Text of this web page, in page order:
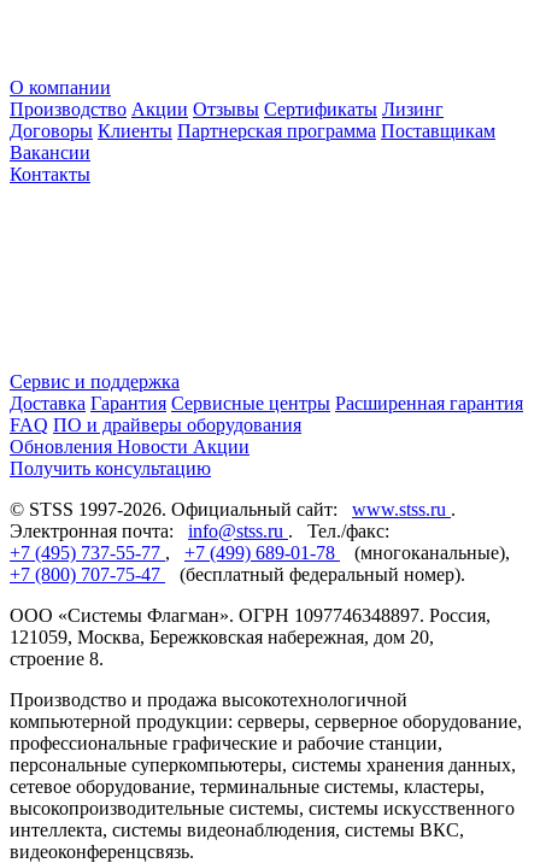
О компании
Производство Акции Отзывы Сертификаты Лизинг
Договоры Клиенты Партнерская программа Поставщикам
Вакансии
Контакты
Сервис и поддержка
Доставка Гарантия Сервисные центры Расширенная гарантия
FAQ ПО и драйверы оборудования
Обновления Новости Акции
Получить консультацию
© STSS 1997-2026. Официальный сайт: www.stss.ru .
Электронная почта: info@stss.ru . Тел./факс:
+7 (495) 737-55-77 , +7 (499) 689-01-78
(многоканальные),
+7 (800) 707-75-47
(бесплатный федеральный номер).
ООО «Системы Флагман». ОГРН 1097746348897. Россия,
121059, Москва, Бережковская набережная, дом 20,
строение 8.
Производство и продажа высокотехнологичной
компьютерной продукции: серверы, серверное оборудование,
профессиональные графические и рабочие станции,
персональные суперкомпьютеры, системы хранения данных,
сетевое оборудование, терминальные системы, кластеры,
высокопроизводительные системы, системы искусственного
интеллекта, системы видеонаблюдения, системы ВКС,
видеоконференцсвязь.